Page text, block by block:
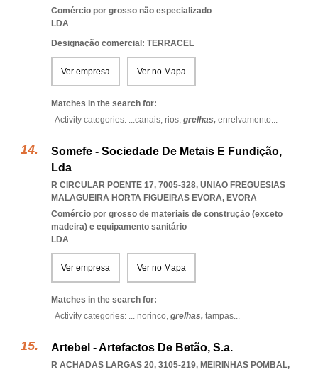
Comércio por grosso não especializado
LDA
Designação comercial: TERRACEL
Ver empresa Ver no Mapa
Matches in the search for:
Activity categories: ...canais, rios, grelhas, enrelvamento...
Somefe - Sociedade De Metais E Fundição,
Lda
R CIRCULAR POENTE 17, 7005-328, UNIAO FREGUESIAS
MALAGUEIRA HORTA FIGUEIRAS EVORA, EVORA
Comércio por grosso de materiais de construção (exceto
madeira) e equipamento sanitário
LDA
Ver empresa Ver no Mapa
Matches in the search for:
Activity categories: ... norinco, grelhas, tampas...
Artebel - Artefactos De Betão, S.a.
R ACHADAS LARGAS 20, 3105-219, MEIRINHAS POMBAL,